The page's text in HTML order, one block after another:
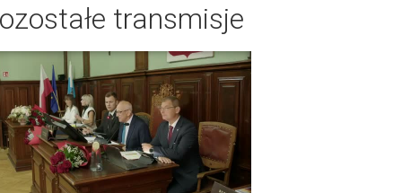
transmisje